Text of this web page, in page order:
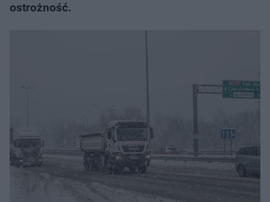
ostrożność.